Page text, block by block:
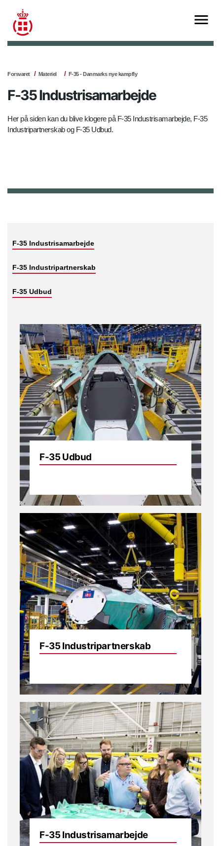
Forsvaret Materiel F-35 - Danmarks nye kampfly
F-35 Industrisamarbejde
Her på siden kan du blive klogere på F-35 Industrisamarbejde, F-35
Industripartnerskab og F-35 Udbud.
F-35 Industrisamarbejde
F-35 Industripartnerskab
F-35 Udbud
F-35 Udbud
F-35 Industripartnerskab
F-35 Industrisamarbejde